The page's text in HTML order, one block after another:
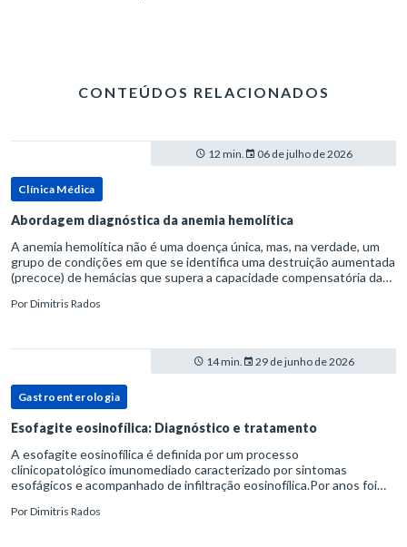
CONTEÚDOS RELACIONADOS
12 min. 06 de julho de 2026
Clínica Médica
Abordagem diagnóstica da anemia hemolítica
A anemia hemolítica não é uma doença única, mas, na verdade, um
grupo de condições em que se identifica uma destruição aumentada
(precoce) de hemácias que supera a capacidade compensatória da
PorDimitris Rados
14 min. 29 de junho de 2026
Gastroenterologia
Esofagite eosinofílica: Diagnóstico e tratamento
A esofagite eosinofílica é definida por um processo
clinicopatológico imunomediado caracterizado por sintomas
esofágicos e acompanhado de infiltração eosinofílica.Por anos foi
refluxo gastr
PorDimitris Rados